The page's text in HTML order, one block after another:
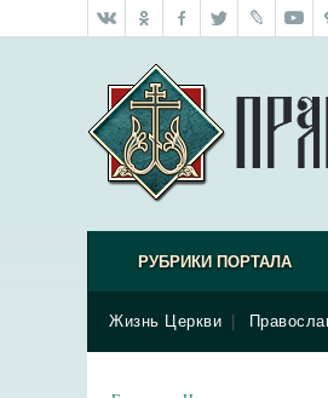
РУБРИКИ ПОРТАЛА
Жизнь Церкви